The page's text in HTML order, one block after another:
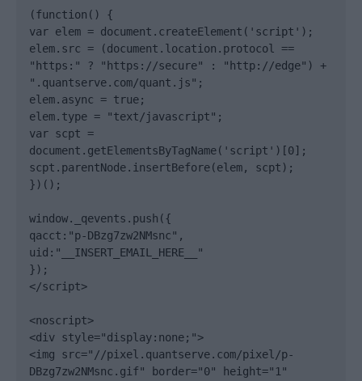
(function() {
var elem = document.createElement('script');
elem.src = (document.location.protocol ==
"https:" ? "https://secure" : "http://edge") +
".quantserve.com/quant.js";
elem.async = true;
elem.type = "text/javascript";
var scpt =
document.getElementsByTagName('script')[0];
scpt.parentNode.insertBefore(elem, scpt);
})();
window._qevents.push({
qacct:"p-DBzg7zw2NMsnc",
uid:"__INSERT_EMAIL_HERE__"
});
</script>
<noscript>
<div style="display:none;">
<img src="//pixel.quantserve.com/pixel/p-
DBzg7zw2NMsnc.gif" border="0" height="1"